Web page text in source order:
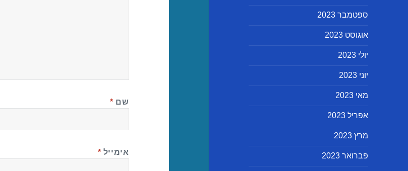
ספטמבר 2023
אוגוסט 2023
יולי 2023
יוני 2023
מאי 2023
אפריל 2023
מרץ 2023
פברואר 2023
שם *
אימייל *